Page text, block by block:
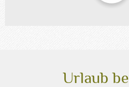
Urlaub